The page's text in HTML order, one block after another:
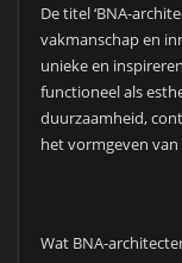
De titel ‘BNA-
vakmanschap en
unieke en
functioneel als
duurzaamheid,
het vormgeven
Wat BNA-